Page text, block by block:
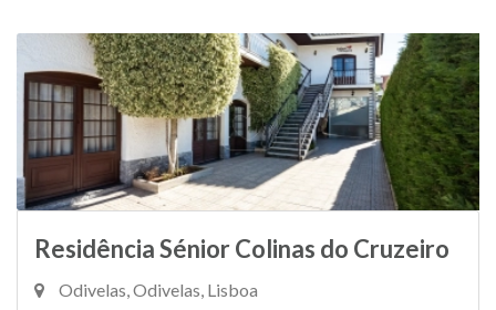
Residência Sénior Colinas do Cruzeiro
Odivelas, Odivelas, Lisboa